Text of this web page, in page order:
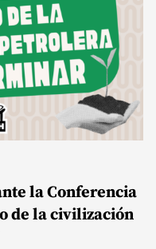
la Conferencia
de la civilización